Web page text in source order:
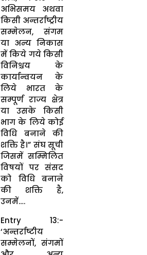
अभिसमय अथवा
किसी अन्तर्राष्ट्रीय
सम्मेलन, संगम
या अन्य निकास
में किये गये किसी
विनिश्चय के
कार्यान्वयन के
लिये भारत के
सम्पूर्ण राज्य क्षेत्र
या उसके किसी
भाग के लिये कोई
विधि बनाने की
शक्ति है।” संघ सूची
जिसमें सम्मिलित
विषयों पर संसद
को विधि बनाने
की शक्ति है,
उनमें….
Entry 13:-
‘अन्तर्राष्टीय
सम्मेलनों, संगमों